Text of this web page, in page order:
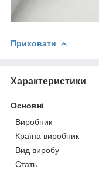
Приховати
Характеристики
Основні
Виробник
Країна виробник
Вид виробу
Стать